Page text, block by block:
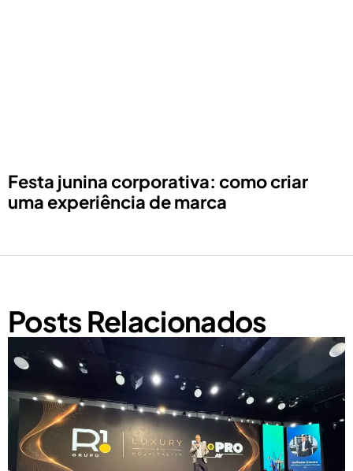
Festa junina corporativa: como criar
uma experiência de marca
Posts Relacionados